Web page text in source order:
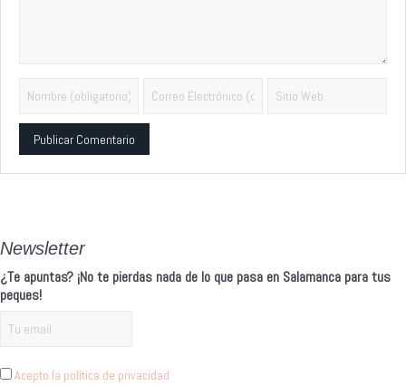
Newsletter
¿Te apuntas? ¡No te pierdas nada de lo que pasa en Salamanca para tus
peques!
Acepto la política de privacidad